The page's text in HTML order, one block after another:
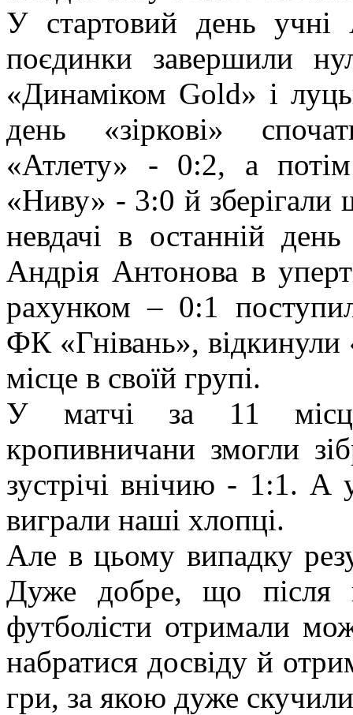
У стартовий день учні
поєдинки завершили
«Динаміком Gold» і
день «зіркові»
«Атлету» - 0:2, а потім
«Ниву» - 3:0 й зберігали
невдачі в останній
Андрія Антонова в
рахунком – 0:1
ФК «Гнівань», відкинули
місце в своїй групі.
У матчі за 11
кропивничани змогли
зустрічі внічию - 1:1. А
виграли наші хлопці.
Але в цьому випадку
Дуже добре, що після
футболісти отримали
набратися досвіду й
гри, за якою дуже